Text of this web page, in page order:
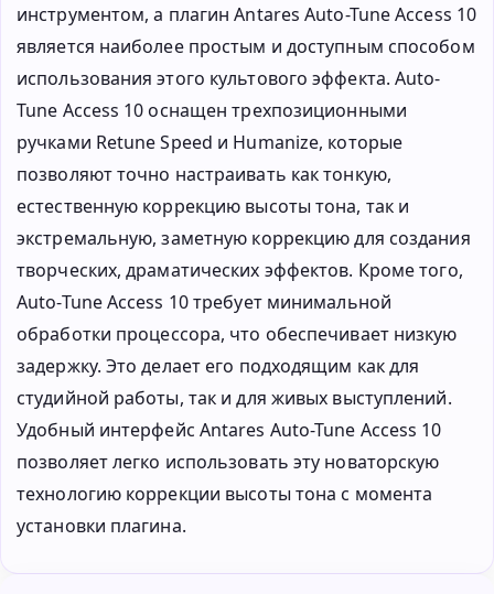
инструментом, а плагин Antares Auto-Tune Access 10
является наиболее простым и доступным способом
использования этого культового эффекта. Auto-
Tune Access 10 оснащен трехпозиционными
ручками Retune Speed и Humanize, которые
позволяют точно настраивать как тонкую,
естественную коррекцию высоты тона, так и
экстремальную, заметную коррекцию для создания
творческих, драматических эффектов. Кроме того,
Auto-Tune Access 10 требует минимальной
обработки процессора, что обеспечивает низкую
задержку. Это делает его подходящим как для
студийной работы, так и для живых выступлений.
Удобный интерфейс Antares Auto-Tune Access 10
позволяет легко использовать эту новаторскую
технологию коррекции высоты тона с момента
установки плагина.